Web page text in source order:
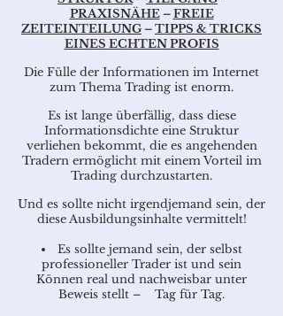
PRAXISNÄHE–FREIE
ZEITEINTEILUNG–TIPPS & TRICKS
EINES ECHTEN PROFIS
Die Fülle der Informationen im Internet
zum Thema Trading ist enorm.
Es ist lange überfällig, dass diese
Informationsdichte eine Struktur
verliehen bekommt, die es angehenden
Tradern ermöglicht mit einem Vorteil im
Trading durchzustarten.
Und es sollte nicht irgendjemand sein, der
diese Ausbildungsinhalte vermittelt!
Es sollte jemand sein, der selbst
professioneller Trader ist und sein
Können real und nachweisbar unter
Beweis stellt – Tag für Tag.